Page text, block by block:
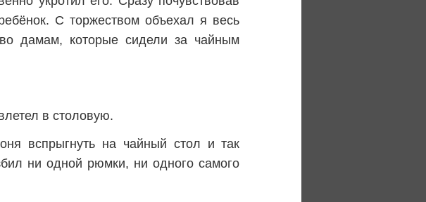
С торжеством объехал я весь
дамам, которые сидели за чайным
в столовую.
вспрыгнуть на чайный стол и так
ни одной рюмки, ни одного самого